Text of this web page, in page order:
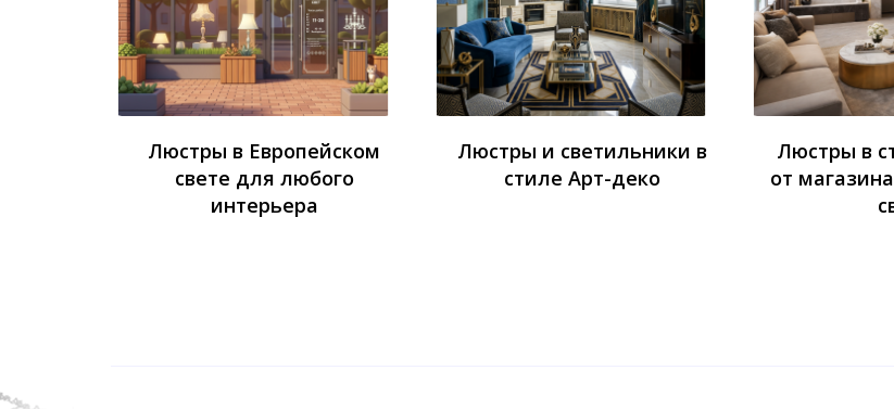
Люстры в Европейском
свете для любого
интерьера
Люстры и светильники в
стиле Арт-деко
Люстры в
от